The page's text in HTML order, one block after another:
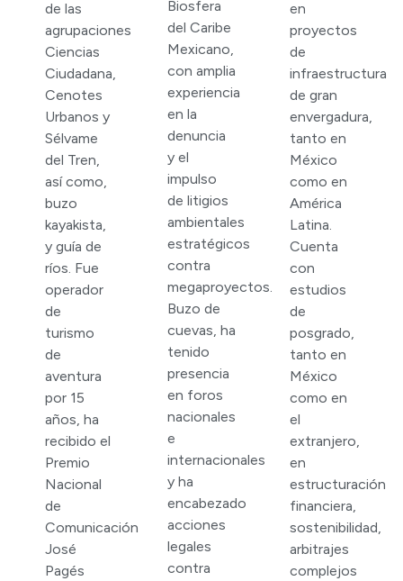
de las
agrupaciones
Ciencias
Ciudadana,
Cenotes
Urbanos y
Sélvame
del Tren,
así como,
buzo
kayakista,
y guía de
ríos. Fue
operador
de
turismo
de
aventura
por 15
años, ha
recibido el
Premio
Nacional
de
Comunicación
José
Pagés
Biosfera
del Caribe
Mexicano,
con amplia
experiencia
en la
denuncia
y el
impulso
de litigios
ambientales
estratégicos
contra
megaproyectos.
Buzo de
cuevas, ha
tenido
presencia
en foros
nacionales
e
internacionales
y ha
encabezado
acciones
legales
contra
en
proyectos
de
infraestructura
de gran
envergadura,
tanto en
México
como en
América
Latina.
Cuenta
con
estudios
de
posgrado,
tanto en
México
como en
el
extranjero,
en
estructuración
financiera,
sostenibilidad,
arbitrajes
complejos